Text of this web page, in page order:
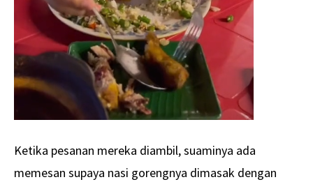
Ketika pesanan mereka diambil, suaminya ada
memesan supaya nasi gorengnya dimasak dengan